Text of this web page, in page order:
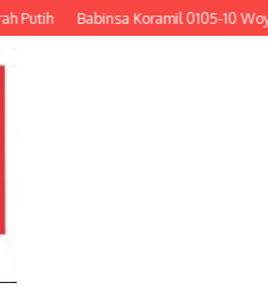
Babinsa Koramil 0105-10 Woyla